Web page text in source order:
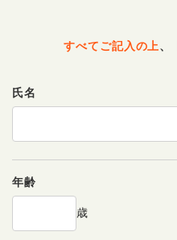
すべてご記入の上、
氏名
年齢
歳